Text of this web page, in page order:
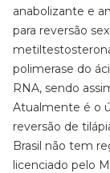
anabolizante e
para reversão
polimerase do
RNA, sendo
Atualmente é o
reversão de
Brasil não tem
licenciado pelo